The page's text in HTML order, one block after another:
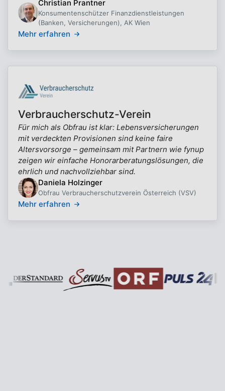
Christian Prantner
Konsumentenschützer Finanzdienstleistungen
(Banken, Versicherungen), AK Wien
Mehr erfahren
Verbraucherschutz-Verein
Für mich als Obfrau ist klar: Lebensversicherungen
mit verdeckten Provisionen sind keine faire
Altersvorsorge – gemeinsam mit Partnern wie fynup
zeigen wir einfache Honorarberatungslösungen, die
ehrlich und nachvollziehbar sind.
Daniela Holzinger
Obfrau Verbraucherschutzverein Österreich (VSV)
Mehr erfahren